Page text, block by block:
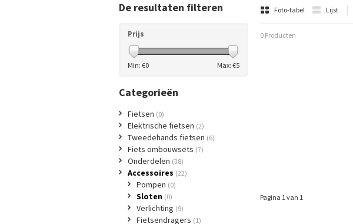
Foto-tabel Lijst
0 Producten
Pagina 1 van 1
De resultaten filteren
Prijs
Min: €0 Max: €5
Categorieën
Fietsen (0)
Elektrische fietsen (2)
Tweedehands fietsen (6)
Fiets ombouwsets (7)
Onderdelen (38)
Accessoires (22)
Pompen (0)
Sloten (0)
Verlichting (9)
Fietsendragers (1)